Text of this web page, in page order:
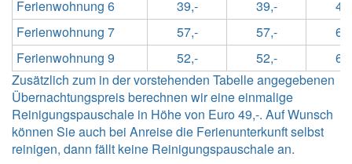
Ferienwohnung 6
Ferienwohnung 7
Ferienwohnung 9
39,-
39,-
57,-
57,-
52,-
52,-
Zusätzlich zum in der vorstehenden Tabelle angegebenen
Übernachtungspreis berechnen wir eine einmalige
Reinigungspauschale in Höhe von Euro 49,-. Auf Wunsch
können Sie auch bei Anreise die Ferienunterkunft selbst
reinigen, dann fällt keine Reinigungspauschale an.